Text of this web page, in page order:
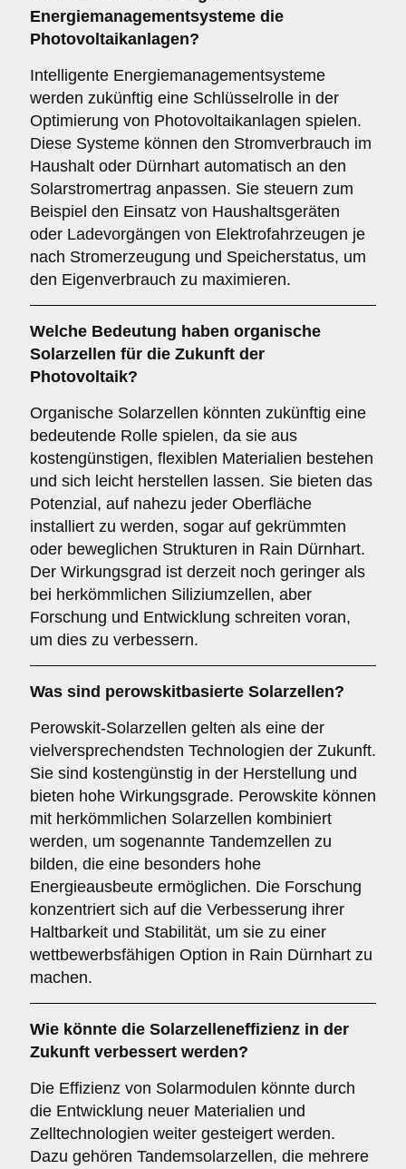
Energiemanagementsysteme die
Photovoltaikanlagen?
Intelligente Energiemanagementsysteme
werden zukünftig eine Schlüsselrolle in der
Optimierung von Photovoltaikanlagen spielen.
Diese Systeme können den Stromverbrauch im
Haushalt oder Dürnhart automatisch an den
Solarstromertrag anpassen. Sie steuern zum
Beispiel den Einsatz von Haushaltsgeräten
oder Ladevorgängen von Elektrofahrzeugen je
nach Stromerzeugung und Speicherstatus, um
den Eigenverbrauch zu maximieren.
Welche Bedeutung haben organische
Solarzellen für die Zukunft der
Photovoltaik?
Organische Solarzellen könnten zukünftig eine
bedeutende Rolle spielen, da sie aus
kostengünstigen, flexiblen Materialien bestehen
und sich leicht herstellen lassen. Sie bieten das
Potenzial, auf nahezu jeder Oberfläche
installiert zu werden, sogar auf gekrümmten
oder beweglichen Strukturen in Rain Dürnhart.
Der Wirkungsgrad ist derzeit noch geringer als
bei herkömmlichen Siliziumzellen, aber
Forschung und Entwicklung schreiten voran,
um dies zu verbessern.
Was sind perowskitbasierte Solarzellen?
Perowskit-Solarzellen gelten als eine der
vielversprechendsten Technologien der Zukunft.
Sie sind kostengünstig in der Herstellung und
bieten hohe Wirkungsgrade. Perowskite können
mit herkömmlichen Solarzellen kombiniert
werden, um sogenannte Tandemzellen zu
bilden, die eine besonders hohe
Energieausbeute ermöglichen. Die Forschung
konzentriert sich auf die Verbesserung ihrer
Haltbarkeit und Stabilität, um sie zu einer
wettbewerbsfähigen Option in Rain Dürnhart zu
machen.
Wie könnte die Solarzelleneffizienz in der
Zukunft verbessert werden?
Die Effizienz von Solarmodulen könnte durch
die Entwicklung neuer Materialien und
Zelltechnologien weiter gesteigert werden.
Dazu gehören Tandemsolarzellen, die mehrere